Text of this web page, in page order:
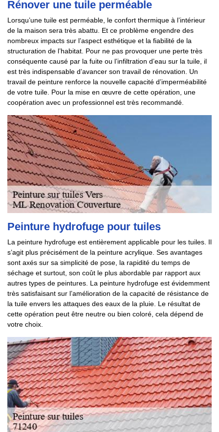
Rénover une tuile perméable
Lorsqu’une tuile est perméable, le confort thermique à l’intérieur
de la maison sera très abattu. Et ce problème engendre des
nombreux impacts sur l’aspect esthétique et la fiabilité de la
structuration de l’habitat. Pour ne pas provoquer une perte très
conséquente causé par la fuite ou l’infiltration d’eau sur la tuile, il
est très indispensable d’avancer son travail de rénovation. Un
travail de peinture renforce la nouvelle capacité d’imperméabilité
de votre tuile. Pour la mise en œuvre de cette opération, une
coopération avec un professionnel est très recommandé.
Peinture hydrofuge pour tuiles
La peinture hydrofuge est entièrement applicable pour les tuiles. Il
s’agit plus précisément de la peinture acrylique. Ses avantages
sont axés sur sa simplicité de pose, la rapidité du temps de
séchage et surtout, son coût le plus abordable par rapport aux
autres types de peintures. La peinture hydrofuge est évidemment
très satisfaisant sur l’amélioration de la capacité de résistance de
la tuile envers les attaques des eaux de la pluie. Le résultat de
cette opération peut être neutre ou bien coloré, cela dépend de
votre choix.